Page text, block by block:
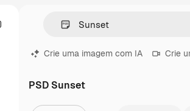
Crie uma imagem com IA Crie
PSD Sunset